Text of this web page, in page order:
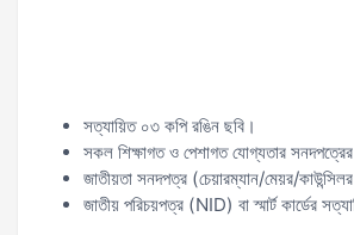
সত্যায়িত ০৩ কপি রঙিন ছবি।
সকল শিক্ষাগত ও পেশাগত যোগ্যতার
জাতীয়তা সনদপত্র (চেয়ারম্যান/মেয়র/
জাতীয় পরিচয়পত্র (NID) বা স্মার্ট কার্ডের